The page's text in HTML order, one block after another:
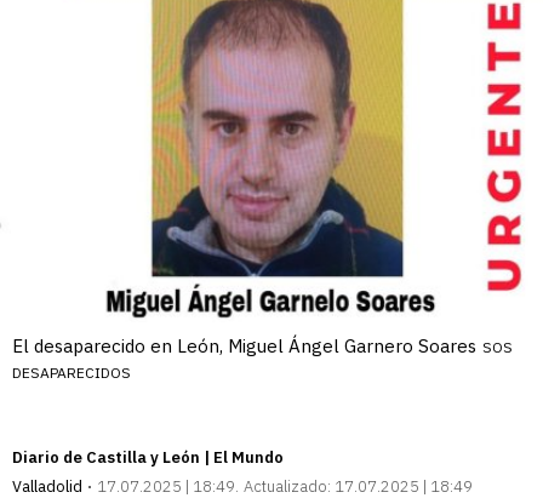
El desaparecido en León, Miguel Ángel Garnero Soares SOS
DESAPARECIDOS
Diario de Castilla y León | El Mundo
Valladolid
17.07.2025 | 18:49 Actualizado: 17.07.2025 | 18:49